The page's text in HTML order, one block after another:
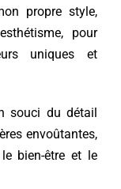
propre style,
pour
uniques et
souci du détail
envoûtantes,
bien-être et le